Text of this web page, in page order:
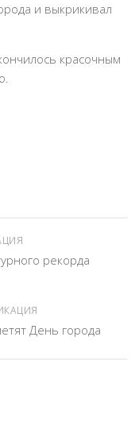
и выкрикивал
красочным
рекорда
День города